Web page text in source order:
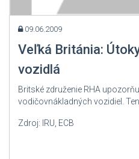
09.06.2009
Veľká Británia:
vozidlá
Britské združenie RHA
vodičovnákladných vozidiel.
Zdroj: IRU, ECB